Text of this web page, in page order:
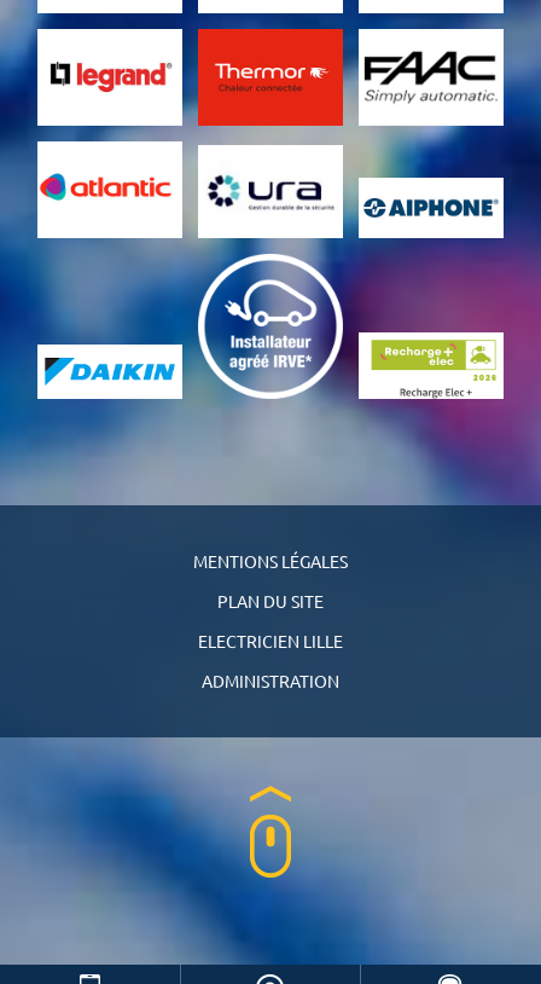
MENTIONS LÉGALES
PLAN DU SITE
ELECTRICIEN LILLE
ADMINISTRATION